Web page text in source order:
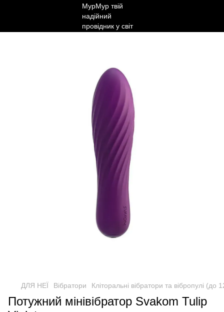
ДЛЯ НЕЇ Вібратори Кліторальні вібратори та вібропулі (до
Потужний мінівібратор Svakom Tulip